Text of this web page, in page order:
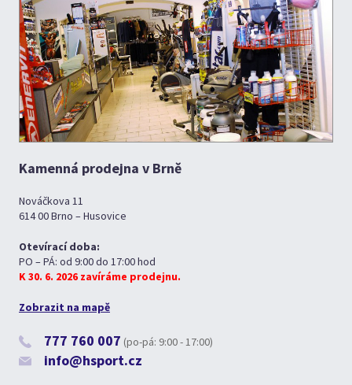
Kamenná prodejna v Brně
Nováčkova 11
614 00 Brno – Husovice
Otevírací doba:
PO – PÁ: od 9:00 do 17:00 hod
K 30. 6. 2026 zavíráme prodejnu.
Zobrazit na mapě
777 760 007 (po-pá: 9:00 - 17:00)
info@hsport.cz